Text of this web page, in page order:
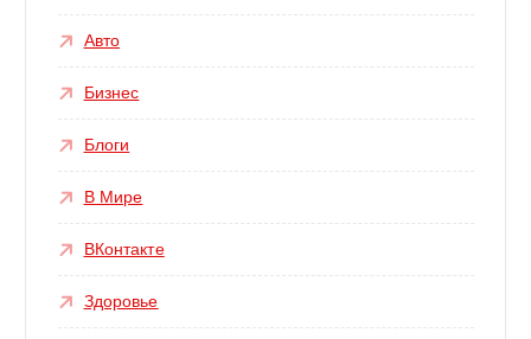
Авто
Бизнес
Блоги
В Мире
ВКонтакте
Здоровье